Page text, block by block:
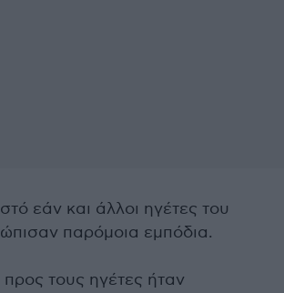
εάν και άλλοι ηγέτες του
παρόμοια εμπόδια.
τους ηγέτες ήταν